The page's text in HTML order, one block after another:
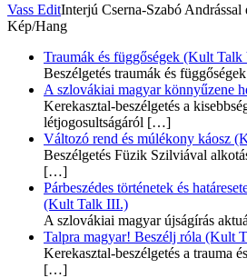
Vass EditInterjú Cserna-Szabó Andrással
Kép/Hang
Traumák és függőségek (Kult
Beszélgetés traumák és
A szlovákiai magyar könnyűzene
Kerekasztal-beszélgetés a
létjogosultságáról […]
Változó rend és múlékony káosz
Beszélgetés Füzik Szilviával
[…]
Párbeszédes történetek és
(Kult Talk III.)
A szlovákiai magyar újságírás
Talpra magyar! Beszélj róla (Kult
Kerekasztal-beszélgetés a trauma
[…]